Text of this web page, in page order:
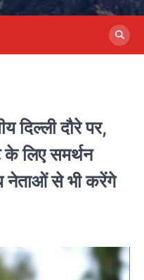
दिल्ली दौरे पर,
के लिए समर्थन
नेताओं से भी करेंगे